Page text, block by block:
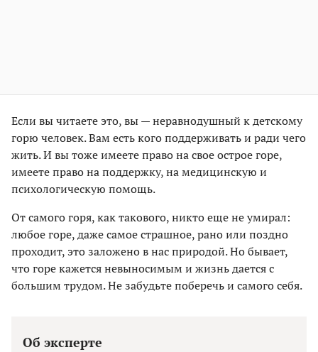
Если вы читаете это, вы — неравнодушный к детскому
горю человек. Вам есть кого поддерживать и ради чего
жить. И вы тоже имеете право на свое острое горе,
имеете право на поддержку, на медицинскую и
психологическую помощь.
От самого горя, как такового, никто еще не умирал:
любое горе, даже самое страшное, рано или поздно
проходит, это заложено в нас природой. Но бывает,
что горе кажется невыносимым и жизнь дается с
большим трудом. Не забудьте поберечь и самого себя.
Об эксперте